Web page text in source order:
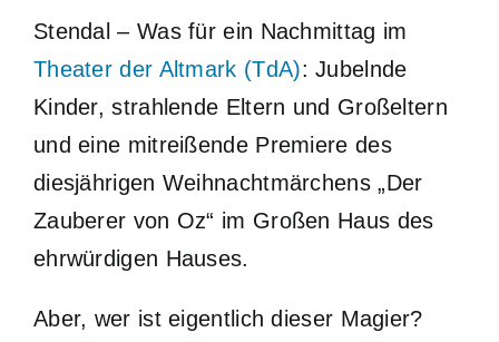
Stendal – Was für ein Nachmittag im
Theater der Altmark (TdA): Jubelnde
Kinder, strahlende Eltern und Großeltern
und eine mitreißende Premiere des
diesjährigen Weihnachtmärchens „Der
Zauberer von Oz“ im Großen Haus des
ehrwürdigen Hauses.
Aber, wer ist eigentlich dieser Magier?